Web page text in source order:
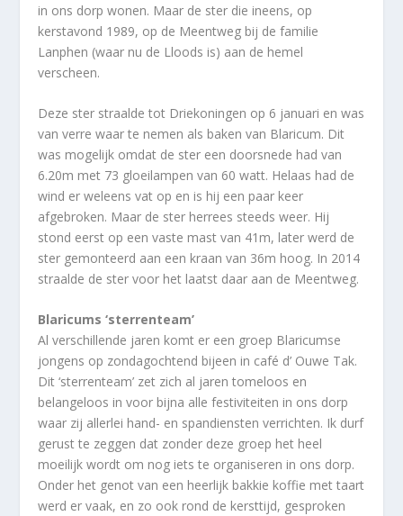
in ons dorp wonen. Maar de ster die ineens, op
kerstavond 1989, op de Meentweg bij de familie
Lanphen (waar nu de Lloods is) aan de hemel
verscheen.
Deze ster straalde tot Driekoningen op 6 januari en was
van verre waar te nemen als baken van Blaricum. Dit
was mogelijk omdat de ster een doorsnede had van
6.20m met 73 gloeilampen van 60 watt. Helaas had de
wind er weleens vat op en is hij een paar keer
afgebroken. Maar de ster herrees steeds weer. Hij
stond eerst op een vaste mast van 41m, later werd de
ster gemonteerd aan een kraan van 36m hoog. In 2014
straalde de ster voor het laatst daar aan de Meentweg.
Blaricums ‘sterrenteam’
Al verschillende jaren komt er een groep Blaricumse
jongens op zondagochtend bijeen in café d’ Ouwe Tak.
Dit ‘sterrenteam’ zet zich al jaren tomeloos en
belangeloos in voor bijna alle festiviteiten in ons dorp
waar zij allerlei hand- en spandiensten verrichten. Ik durf
gerust te zeggen dat zonder deze groep het heel
moeilijk wordt om nog iets te organiseren in ons dorp.
Onder het genot van een heerlijk bakkie koffie met taart
werd er vaak, en zo ook rond de kersttijd, gesproken